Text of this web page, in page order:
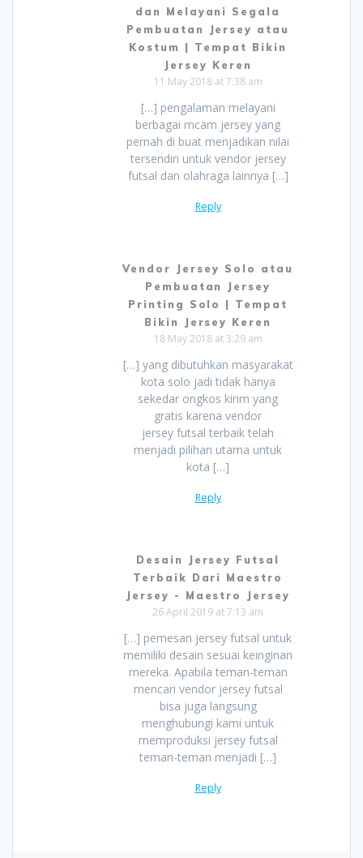
dan Melayani Segala
Pembuatan Jersey atau
Kostum | Tempat Bikin
Jersey Keren
11 May 2018 at 7:38 am
[…] pengalaman melayani
berbagai mcam jersey yang
pernah di buat menjadikan nilai
tersendiri untuk vendor jersey
futsal dan olahraga lainnya […]
Reply
Vendor Jersey Solo atau
Pembuatan Jersey
Printing Solo | Tempat
Bikin Jersey Keren
18 May 2018 at 3:29 am
[…] yang dibutuhkan masyarakat
kota solo jadi tidak hanya
sekedar ongkos kirim yang
gratis karena vendor
jersey futsal terbaik telah
menjadi pilihan utama untuk
kota […]
Reply
Desain Jersey Futsal
Terbaik Dari Maestro
Jersey - Maestro Jersey
26 April 2019 at 7:13 am
[…] pemesan jersey futsal untuk
memiliki desain sesuai keinginan
mereka. Apabila teman-teman
mencari vendor jersey futsal
bisa juga langsung
menghubungi kami untuk
memproduksi jersey futsal
teman-teman menjadi […]
Reply